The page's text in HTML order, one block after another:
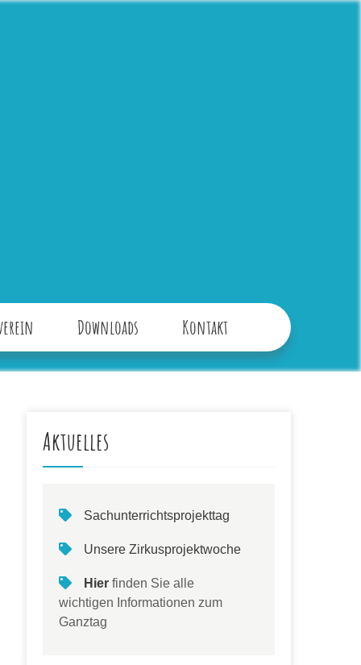
Downloads Kontakt
Aktuelles
Sachunterrichtsprojekttag
Unsere Zirkusprojektwoche
Hier finden Sie alle
wichtigen Informationen zum
Ganztag